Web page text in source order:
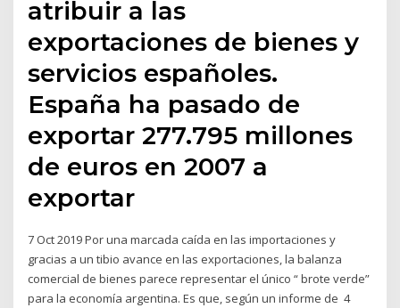
atribuir a las
exportaciones de bienes y
servicios españoles.
España ha pasado de
exportar 277.795 millones
de euros en 2007 a
exportar
7 Oct 2019 Por una marcada caída en las importaciones y
gracias a un tibio avance en las exportaciones, la balanza
comercial de bienes parece representar el único “ brote verde”
para la economía argentina. Es que, según un informe de 4